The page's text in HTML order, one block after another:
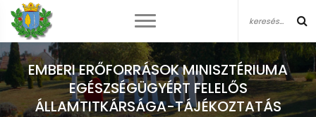
EMBERI ERŐFORRÁSOK MINISZTÉRIUMA
EGÉSZSÉGÜGYÉRT FELELŐS
ÁLLAMTITKÁRSÁGA-TÁJÉKOZTATÁS